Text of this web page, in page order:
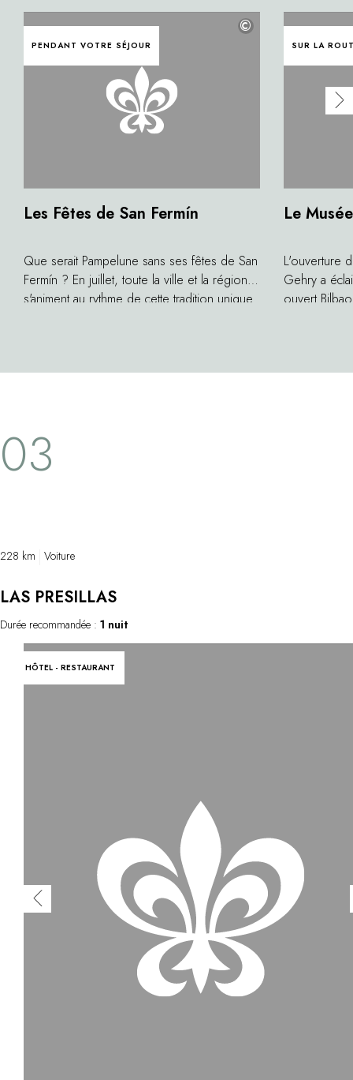
PENDANT VOTRE SÉJOUR
©
Les Fêtes de San Fermín
Que serait Pampelune sans ses fêtes de San
Fermín ? En juillet, toute la ville et la région
s'animent au rythme de cette tradition unique
fois traditionnel et populaire.
SUR LA
Le
L'ouverture
Gehry a
ouvert
03
228 km Voiture
Durée recommandée : 1 nuit
LAS PRESILLAS
HÔTEL - RESTAURANT